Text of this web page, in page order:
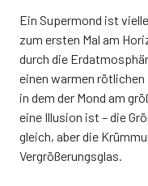
Ein Supermond ist
zum ersten Mal am
durch die
einen warmen
in dem der Mond am
eine Illusion ist – die
gleich, aber die
Vergrößerungsglas.